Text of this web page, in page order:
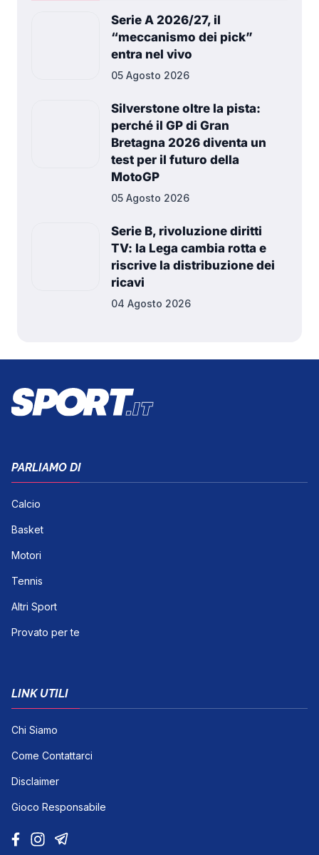
Serie A 2026/27, il
“meccanismo dei pick”
entra nel vivo
05 Agosto 2026
Silverstone oltre la pista:
perché il GP di Gran
Bretagna 2026 diventa un
test per il futuro della
MotoGP
05 Agosto 2026
Serie B, rivoluzione diritti
TV: la Lega cambia rotta e
riscrive la distribuzione dei
ricavi
04 Agosto 2026
PARLIAMO DI
Calcio
Basket
Motori
Tennis
Altri Sport
Provato per te
LINK UTILI
Chi Siamo
Come Contattarci
Disclaimer
Gioco Responsabile